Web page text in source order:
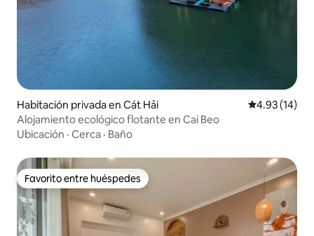
Habitación privada en Cát Hải Calificación
4.93 (14)
Alojamiento ecológico flotante en Cai Beo
Ubicación · Cerca · Baño
Favorito entre huéspedes
Favorito entre huéspedes